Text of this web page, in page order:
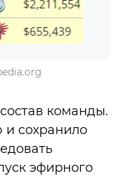
команды.
и сохранило
эфирного